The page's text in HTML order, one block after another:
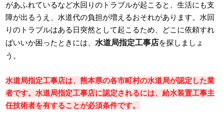
があふれているなど水回りのトラブルが起こると、生活にも支
障が出るうえ、水道代の負担が増えるおそれがあります。水回
りのトラブルはある日突然として起こるため、どこに依頼すれ
ばいいか困ったときには、 水道局指定工事店を探しましょ
う。
水道局指定工事店は、熊本県の各市町村の水道局が認定した業
者です。水道局指定工事店に認定されるには、給水装置工事主
任技術者を有することが必須条件です。